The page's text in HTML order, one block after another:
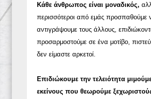
Κάθε άνθρωπος είναι μοναδικός,
περισσότεροι από εμάς προσπαθούμε
αντιγράψουμε τους άλλους,
προσαρμοστούμε σε ένα μοτίβο,
δεν είμαστε αρκετοί.
Επιδιώκουμε την τελειότητα
εκείνους που θεωρούμε